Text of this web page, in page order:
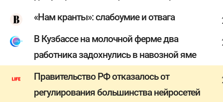
«Нам кранты»: слабоумие и отвага
В Кузбассе на молочной ферме два
работника задохнулись в навозной яме
Правительство РФ отказалось от
регулирования большинства нейросетей